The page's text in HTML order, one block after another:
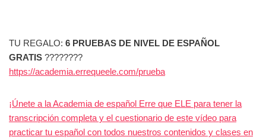
TU REGALO: 6 PRUEBAS DE NIVEL DE ESPAÑOL
GRATIS ????????
https://academia.errequeele.com/prueba
¡Únete a la Academia de español Erre que ELE para tener la
transcripción completa y el cuestionario de este vídeo para
practicar tu español con todos nuestros contenidos y clases en